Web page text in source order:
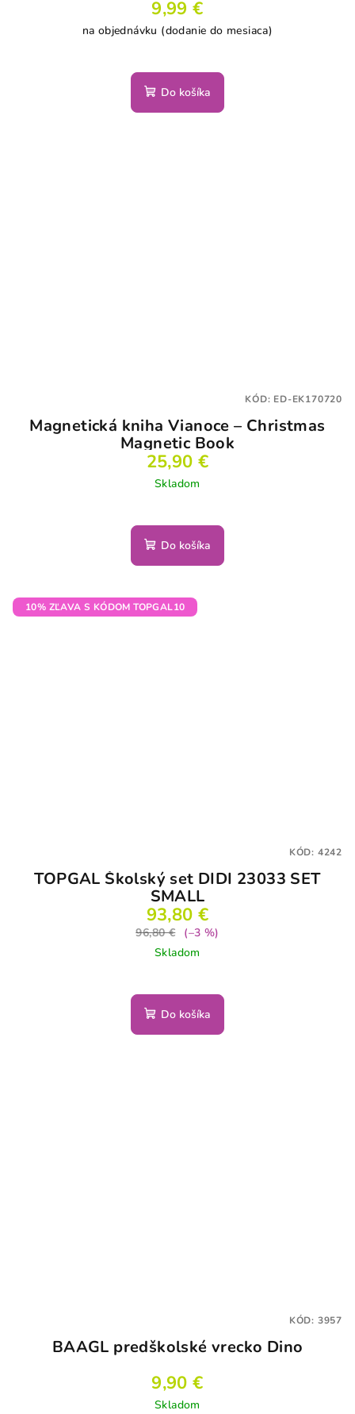
9,99 €
na objednávku (dodanie do mesiaca)
Do košíka
Magnetická kniha Vianoce – Christmas
Magnetic Book
25,90 €
Skladom
Do košíka
KÓD: ED-EK170720
10% ZĽAVA S KÓDOM TOPGAL10
TOPGAL Školský set DIDI 23033 SET
SMALL
93,80 €
96,80 €
(–3 %)
Skladom
Do košíka
KÓD: 4242
BAAGL predškolské vrecko Dino
9,90 €
Skladom
KÓD: 3957